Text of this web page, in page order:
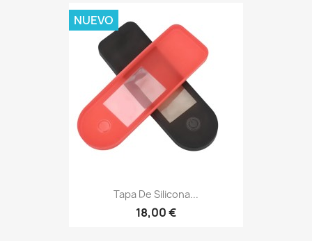
Tapa De Silicona...
18,00 €
NUEVO